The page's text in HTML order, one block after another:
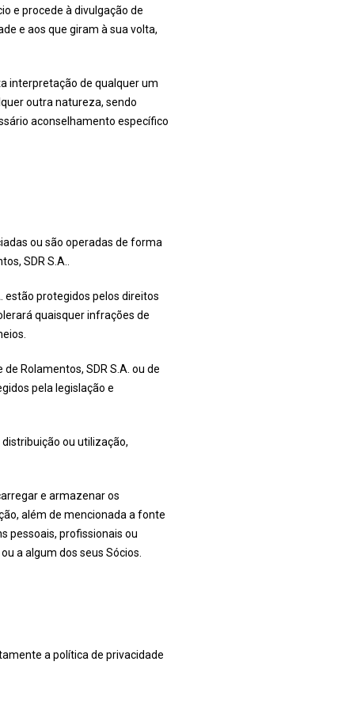
e procede à divulgação de
e aos que giram à sua volta,
interpretação de qualquer um
outra natureza, sendo
aconselhamento específico
ou são operadas de forma
SDR S.A..
estão protegidos pelos direitos
quaisquer infrações de
Rolamentos, SDR S.A. ou de
pela legislação e
ou utilização,
e armazenar os
além de mencionada a fonte
pessoais, profissionais ou
a algum dos seus Sócios.
a política de privacidade